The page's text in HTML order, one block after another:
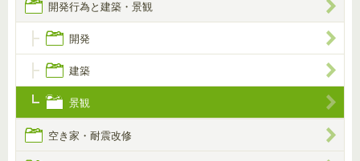
開発行為と建築・景観
開発
建築
景観
空き家・耐震改修